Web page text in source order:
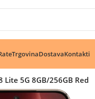
TrgovinaDostavaKontakti
Lite 5G 8GB/256GB Red